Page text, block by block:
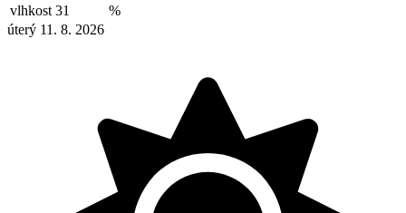
vlhkost 31
%
úterý 11. 8. 2026